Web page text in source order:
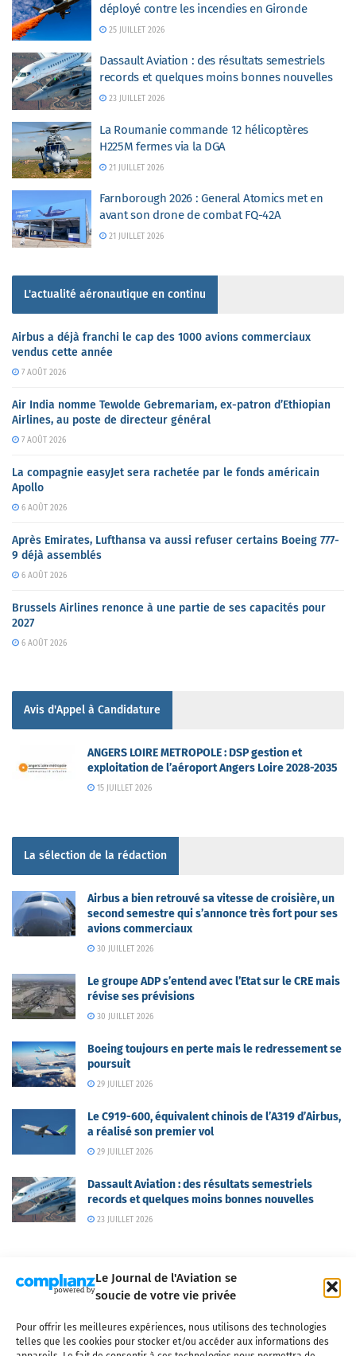
Le Journal de l'Aviation se
soucie de votre vie privée
Pour offrir les meilleures expériences, nous utilisons des technologies
telles que les cookies pour stocker et/ou accéder aux informations des
déployé contre les incendies en Gironde
25 JUILLET 2026
Dassault Aviation : des résultats semestriels
records et quelques moins bonnes nouvelles
23 JUILLET 2026
La Roumanie commande 12 hélicoptères
H225M fermes via la DGA
21 JUILLET 2026
Farnborough 2026 : General Atomics met en
avant son drone de combat FQ-42A
21 JUILLET 2026
L'actualité aéronautique en continu
Airbus a déjà franchi le cap des 1000 avions commerciaux
vendus cette année
7 AOÛT 2026
Air India nomme Tewolde Gebremariam, ex-patron d’Ethiopian
Airlines, au poste de directeur général
7 AOÛT 2026
La compagnie easyJet sera rachetée par le fonds américain
Apollo
6 AOÛT 2026
Après Emirates, Lufthansa va aussi refuser certains Boeing 777-
9 déjà assemblés
6 AOÛT 2026
Brussels Airlines renonce à une partie de ses capacités pour
2027
6 AOÛT 2026
Avis d'Appel à Candidature
ANGERS LOIRE METROPOLE : DSP gestion et
exploitation de l’aéroport Angers Loire 2028-2035
15 JUILLET 2026
La sélection de la rédaction
Airbus a bien retrouvé sa vitesse de croisière, un
second semestre qui s’annonce très fort pour ses
avions commerciaux
30 JUILLET 2026
Le groupe ADP s’entend avec l’Etat sur le CRE mais
révise ses prévisions
30 JUILLET 2026
Boeing toujours en perte mais le redressement se
poursuit
29 JUILLET 2026
Le C919-600, équivalent chinois de l’A319 d’Airbus,
a réalisé son premier vol
29 JUILLET 2026
Dassault Aviation : des résultats semestriels
records et quelques moins bonnes nouvelles
23 JUILLET 2026
Qui sommes-nous ? Nous contacter
Partenaires
Mentions légales
CGV Politique de confidentialité Cookies